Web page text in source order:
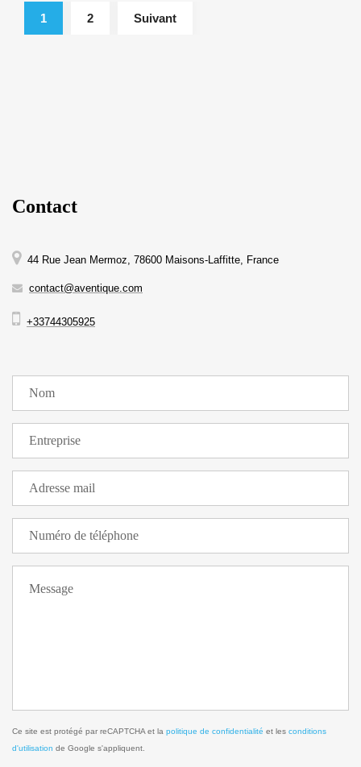
1 2 Suivant
Contact
44 Rue Jean Mermoz, 78600 Maisons-Laffitte, France
contact@aventique.com
+33744305925
Ce site est protégé par reCAPTCHA et la politique de confidentialité et les conditions
d'utilisation de Google s'appliquent.